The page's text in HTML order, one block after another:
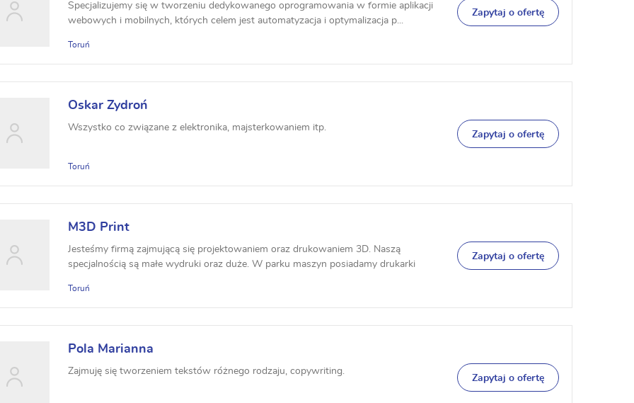
Specjalizujemy się w tworzeniu dedykowanego oprogramowania w formie aplikacji
webowych i mobilnych, których celem jest automatyzacja i optymalizacja p...
Toruń
Zapytaj o ofertę
Oskar Zydroń
Wszystko co związane z elektronika, majsterkowaniem itp.
Toruń
Zapytaj o ofertę
M3D Print
Jesteśmy firmą zajmującą się projektowaniem oraz drukowaniem 3D. Naszą
specjalnością są małe wydruki oraz duże. W parku maszyn posiadamy drukarki
Toruń
Zapytaj o ofertę
Pola Marianna
Zajmuję się tworzeniem tekstów różnego rodzaju, copywriting.
Zapytaj o ofertę